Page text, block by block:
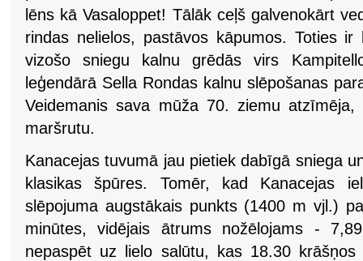
lēns kā Vasaloppet! Tālāk ceļš galvenokārt
rindas nelielos, pastāvos kāpumos. Toties
vizošo sniegu kalnu grēdās virs
leģendārā Sella Rondas kalnu slēpošanas
Veidemanis sava mūža 70. ziemu
maršrutu.
Kanacejas tuvumā jau pietiek dabīgā sniega
klasikas špūres. Tomēr, kad Kanacejas
slēpojuma augstākais punkts (1400 m vjl.)
minūtes, vidējais ātrums nožēlojams -
nepaspēt uz lielo salūtu, kas 18.30